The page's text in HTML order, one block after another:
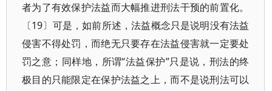
者为了有效保护法益而大幅推进刑法干预的前置化。
〔19〕可是，如前所述，法益概念只是说明没有法益
侵害不得处罚，而绝无只要存在法益侵害就一定要处
罚之意；同样地，所谓“法益保护”只是说，刑法的终
极目的只能限定在保护法益之上，而不是说刑法可以